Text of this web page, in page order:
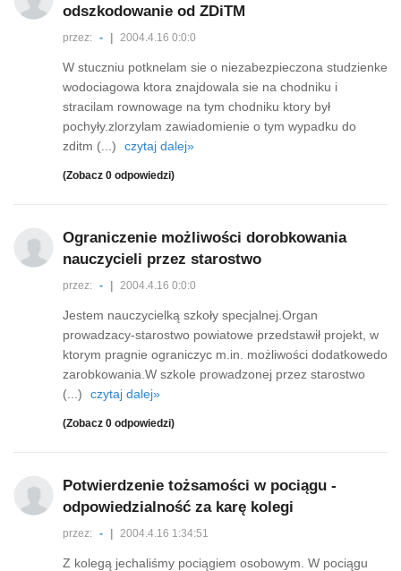
odszkodowanie od ZDiTM
przez: - 2004.4.16 0:0:0
W stuczniu potknelam sie o niezabezpieczona studzienke
wodociagowa ktora znajdowala sie na chodniku i
stracilam rownowage na tym chodniku ktory był
pochyły.zlorzylam zawiadomienie o tym wypadku do
zditm (...)
czytaj dalej»
(Zobacz 0 odpowiedzi)
Ograniczenie możliwości dorobkowania
nauczycieli przez starostwo
przez: - 2004.4.16 0:0:0
Jestem nauczycielką szkoły specjalnej.Organ
prowadzacy-starostwo powiatowe przedstawił projekt, w
ktorym pragnie ograniczyc m.in. możliwości dodatkowedo
zarobkowania.W szkole prowadzonej przez starostwo
(...)
czytaj dalej»
(Zobacz 0 odpowiedzi)
Potwierdzenie tożsamości w pociągu -
odpowiedzialność za karę kolegi
przez: - 2004.4.16 1:34:51
Z kolegą jechaliśmy pociągiem osobowym. W pociągu